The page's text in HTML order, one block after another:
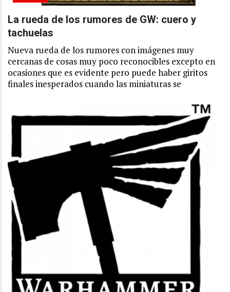
La rueda de los rumores de GW: cuero y
tachuelas
Nueva rueda de los rumores con imágenes muy
cercanas de cosas muy poco reconocibles excepto en
ocasiones que es evidente pero puede haber giritos
finales inesperados cuando las miniaturas se